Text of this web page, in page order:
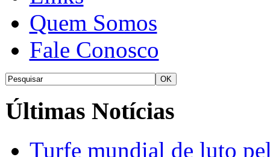
Quem Somos
Fale Conosco
Últimas Notícias
Turfe mundial de luto